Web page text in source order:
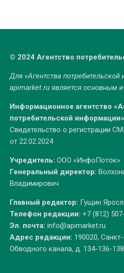
© 2024 Агентство
Для «Агентства
apimarket.ruявляется основным
Информационное агентство
потребительской информации»
Свидетельство о регистрации
от 22.02.2024
Учредитель: ООО «ИнфоПоток»
Генеральный директор:
Владимирович
Главный редактор: Гущин
Телефон редакции: +7 (812)
Эл. почта: info@apimarket.ru
Адрес редакции: 190020,
Обводного канала, д. 134-136-